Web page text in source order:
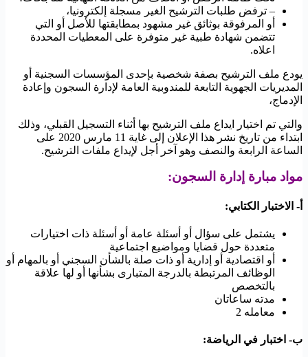
– ترفض طلبات الترشيح الغير مسجلة إلكترونيا،
أو المرفوقة بوثائق غير مشهود بمطابقتها للأصل أو التي
تتضمن شهادة طبية غير متوفرة على المعطيات المحددة
اعلاه.
يودع ملف الترشيح بصفة شخصية بإحدى المؤسسات السجنية أو
المديريات الجهوية التابعة للمندوبية العامة لإدارة السجون وإعادة
الإدماج،
والتي تم اختيار ايداع ملف الترشيح بها أثناء التسجيل القبلي، وذلك
ابتداء من تاريخ نشر هذا الإعلان إلى غاية 11 مارس 2020 على
الساعة الرابعة والنصف وهو آخر أجل لإيداع ملفات الترشيح.
مواد مبارة إدارة السجون:
أ- الاختبار الكتابي:
يشتمل على سؤال أو أسئلة عامة أو أسئلة ذات اختيارات
متعددة حول قضايا ومواضيع اجتماعية
أو اقتصادية أو إدارية أو ذات صلة بالشأن السجني أو بالمهام أو
الوظائف المرتبطة بالدرجة المتبارى بشأنها أو لها علاقة
بالتخصص
مدته ساعاتان
معامله 2
ب- اختبار في الرياضة: